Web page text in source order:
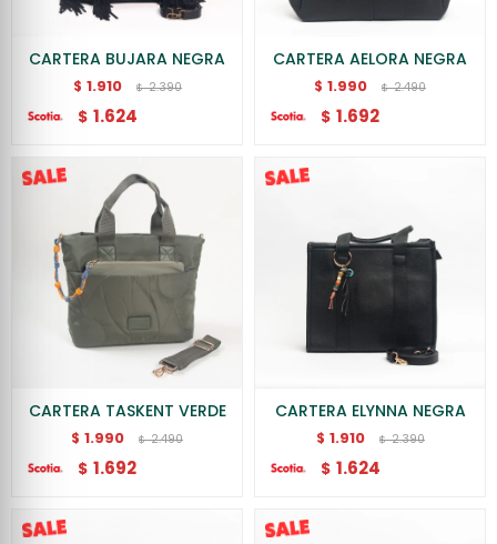
CARTERA BUJARA NEGRA
$ 1.910 $ 2.390
$ 1.624
CARTERA AELORA NEGRA
$ 1.990 $ 2.490
$ 1.692
CARTERA TASKENT VERDE
$ 1.990 $ 2.490
$ 1.692
CARTERA ELYNNA NEGRA
$ 1.910 $ 2.390
$ 1.624